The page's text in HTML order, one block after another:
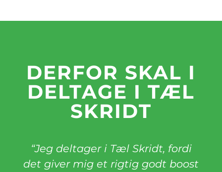
DERFOR SKAL I
DELTAGE I TÆL
SKRIDT
“Jeg deltager i Tæl Skridt, fordi
det giver mig et rigtig godt boost